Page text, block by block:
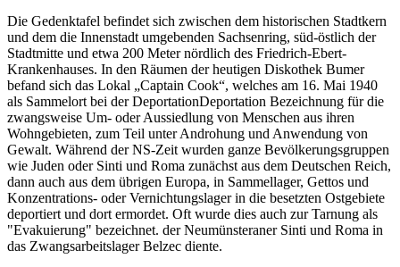
Die Gedenktafel befindet sich zwischen dem historischen Stadtkern
und dem die Innenstadt umgebenden Sachsenring, süd-östlich der
Stadtmitte und etwa 200 Meter nördlich des Friedrich-Ebert-
Krankenhauses. In den Räumen der heutigen Diskothek Bumer
befand sich das Lokal „Captain Cook“, welches am 16. Mai 1940
als Sammelort bei derDeportationDeportation Bezeichnung für die
zwangsweise Um- oder Aussiedlung von Menschen aus ihren
Wohngebieten, zum Teil unter Androhung und Anwendung von
Gewalt. Während der NS-Zeit wurden ganze Bevölkerungsgruppen
wie Juden oder Sinti und Roma zunächst aus dem Deutschen Reich,
dann auch aus dem übrigen Europa, in Sammellager, Gettos und
Konzentrations- oder Vernichtungslager in die besetzten Ostgebiete
deportiert und dort ermordet. Oft wurde dies auch zur Tarnung als
"Evakuierung" bezeichnet. der Neumünsteraner Sinti und Roma in
das Zwangsarbeitslager Belzec diente.